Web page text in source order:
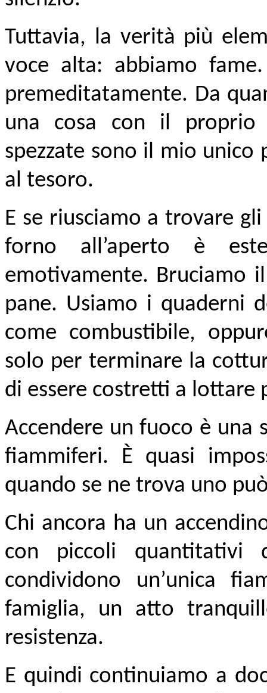
Tuttavia, la verità più
voce alta: abbiamo
premeditatamente. Da
una cosa con il proprio
spezzate sono il mio unico
al tesoro.
E se riusciamo a trovare
forno all’aperto è
emotivamente. Bruciamo
pane. Usiamo i quaderni
come combustibile,
solo per terminare la
di essere costretti a lottare
Accendere un fuoco è una
fiammiferi. È quasi
quando se ne trova uno
Chi ancora ha un
con piccoli
condividono un’unica
famiglia, un atto
resistenza.
E quindi continuiamo a